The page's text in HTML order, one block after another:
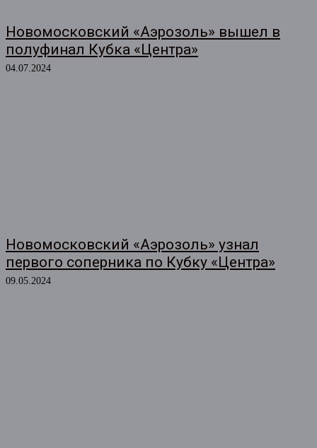
Новомосковский «Аэрозоль» вышел в
полуфинал Кубка «Центра»
04.07.2024
Новомосковский «Аэрозоль» узнал
первого соперника по Кубку «Центра»
09.05.2024